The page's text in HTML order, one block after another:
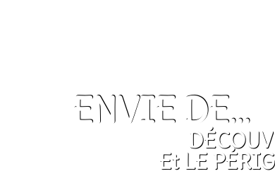
ENVIE DE...
Et LE